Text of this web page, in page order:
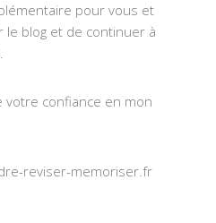
pour vous et
blog et de continuer à
confiance en mon
reviser-memoriser.fr